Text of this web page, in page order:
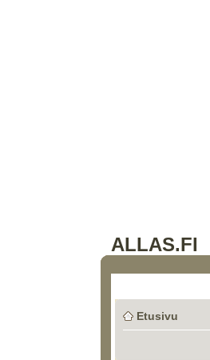
ALLAS.FI
Etusivu